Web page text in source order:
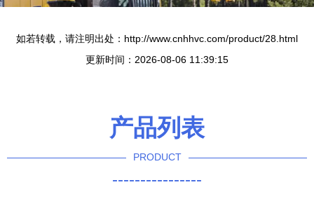
如若转载，请注明出处：http://www.cnhhvc.com/product/28.html
更新时间：2026-08-06 11:39:15
产品列表
PRODUCT
----------------